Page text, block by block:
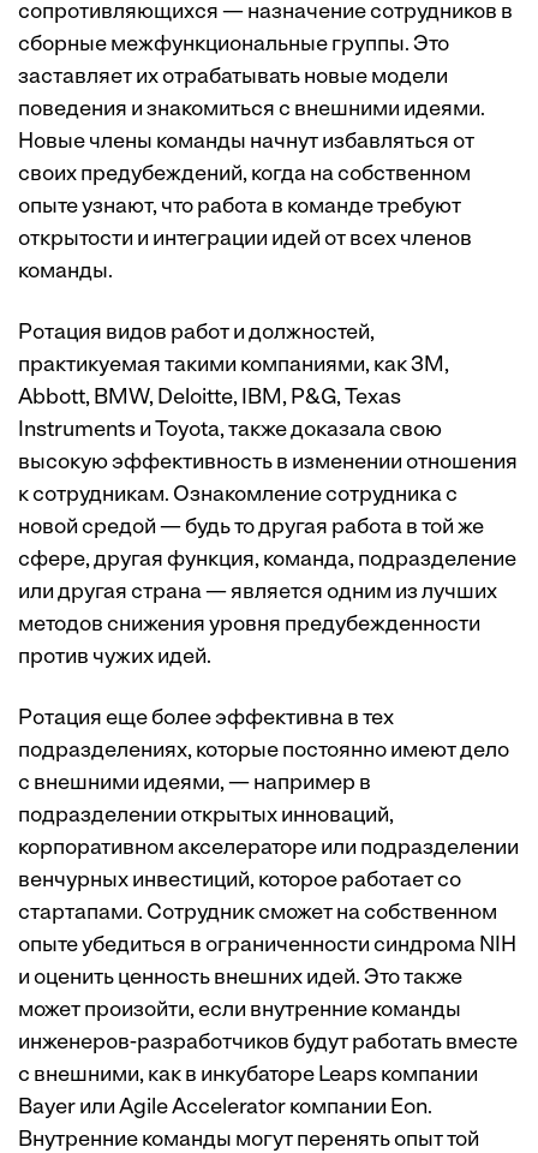
сопротивляющихся — назначение сотрудников в
сборные межфункциональные группы. Это
заставляет их отрабатывать новые модели
поведения и знакомиться с внешними идеями.
Новые члены команды начнут избавляться от
своих предубеждений, когда на собственном
опыте узнают, что работа в команде требуют
открытости и интеграции идей от всех членов
команды.
Ротация видов работ и должностей,
практикуемая такими компаниями, как 3M,
Abbott, BMW, Deloitte, IBM, P&G, Texas
Instruments и Toyota, также доказала свою
высокую эффективность в изменении отношения
к сотрудникам. Ознакомление сотрудника с
новой средой — будь то другая работа в той же
сфере, другая функция, команда, подразделение
или другая страна — является одним из лучших
методов снижения уровня предубежденности
против чужих идей.
Ротация еще более эффективна в тех
подразделениях, которые постоянно имеют дело
с внешними идеями, — например в
подразделении открытых инноваций,
корпоративном акселераторе или подразделении
венчурных инвестиций, которое работает со
стартапами. Сотрудник сможет на собственном
опыте убедиться в ограниченности синдрома NIH
и оценить ценность внешних идей. Это также
может произойти, если внутренние команды
инженеров-разработчиков будут работать вместе
с внешними, как в инкубаторе Leaps компании
Bayer или Agile Accelerator компании Eon.
Внутренние команды могут перенять опыт той